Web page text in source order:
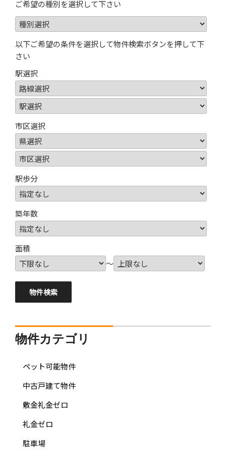
ご希望の種別を選択して下さい
以下ご希望の条件を選択して物件検索ボタンを押して下
さい
駅選択
市区選択
駅歩分
築年数
面積
～
物件カテゴリ
ペット可能物件
中古戸建て物件
敷金礼金ゼロ
礼金ゼロ
駐車場